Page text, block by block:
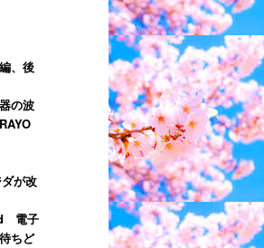
、後
の波
が改
電子
ちど